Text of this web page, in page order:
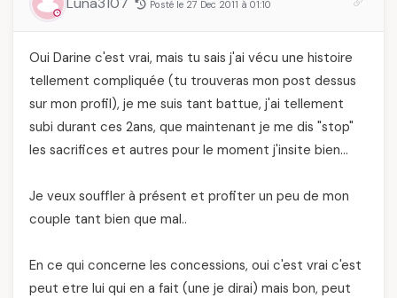
Posté le 27 Dec 2011 à 01:10
Oui Darine c'est vrai, mais tu sais j'ai vécu une histoire
tellement compliquée (tu trouveras mon post dessus
sur mon profil), je me suis tant battue, j'ai tellement
subi durant ces 2ans, que maintenant je me dis "stop"
les sacrifices et autres pour le moment j'insite bien…
Je veux souffler à présent et profiter un peu de mon
couple tant bien que mal..
En ce qui concerne les concessions, oui c'est vrai c'est
peut etre lui qui en a fait (une je dirai) mais bon, peut